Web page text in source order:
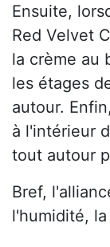
Ensuite,
Red Velvet
la crème au
les étages
autour.
à l'intérieur
tout autour
Bref,
l'humidité,